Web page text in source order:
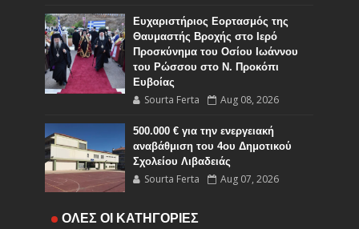
Ευχαριστήριος Εορτασμός της
Θαυμαστής Βροχής στο Ιερό
Προσκύνημα του Οσίου Ιωάννου
του Ρώσσου στο Ν. Προκόπι
Ευβοίας
Sourta Ferta Aug 08, 2026
500.000 € για την ενεργειακή
αναβάθμιση του 4ου Δημοτικού
Σχολείου Λιβαδειάς
Sourta Ferta Aug 07, 2026
ΟΛΕΣ ΟΙ ΚΑΤΗΓΟΡΙΕΣ